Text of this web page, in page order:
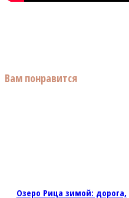
Вам понравится
Озеро Рица зимой: дорога,